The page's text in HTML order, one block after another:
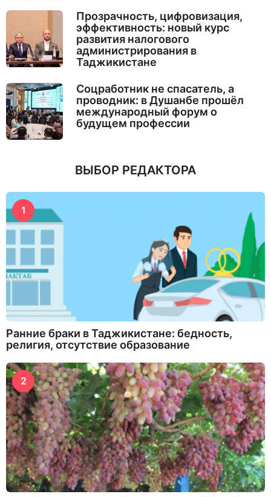
Прозрачность, цифровизация,
эффективность: новый курс
развития налогового
администрирования в
Таджикистане
Соцработник не спасатель, а
проводник: в Душанбе прошёл
международный форум о
будущем профессии
ВЫБОР РЕДАКТОРА
1
Ранние браки в Таджикистане: бедность,
религия, отсутствие образование
2